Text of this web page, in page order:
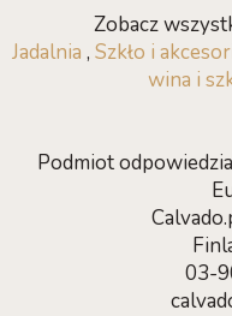
Zobacz
Jadalnia , Szkło i
wina i
Podmiot
03-